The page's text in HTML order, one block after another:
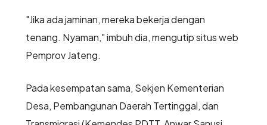
"Jika ada jaminan, mereka bekerja dengan
tenang. Nyaman," imbuh dia, mengutip situs web
Pemprov Jateng.
Pada kesempatan sama, Sekjen Kementerian
Desa, Pembangunan Daerah Tertinggal, dan